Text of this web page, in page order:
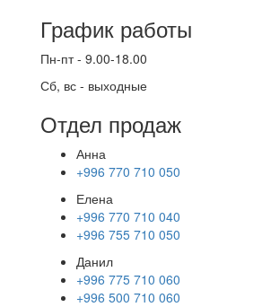
График работы
Пн-пт - 9.00-18.00
Сб, вс - выходные
Отдел продаж
Анна
+996 770 710 050
Елена
+996 770 710 040
+996 755 710 050
Данил
+996 775 710 060
+996 500 710 060